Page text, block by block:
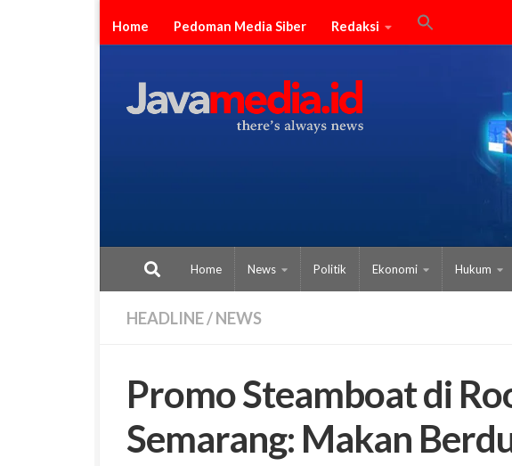
Skip to content
Home Pedoman Media Siber Redaksi
Home News Politik Ekonomi Hukum
HEADLINE/NEWS
Promo Steamboat di
Semarang: Makan